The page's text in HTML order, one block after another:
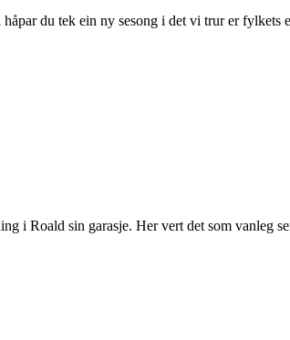
du tek ein ny sesong i det vi trur er fylkets
i Roald sin garasje. Her vert det som vanleg